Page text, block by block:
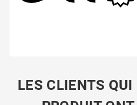
LES CLIENTS